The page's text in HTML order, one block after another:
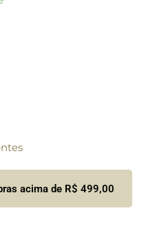
acima de R$ 499,00